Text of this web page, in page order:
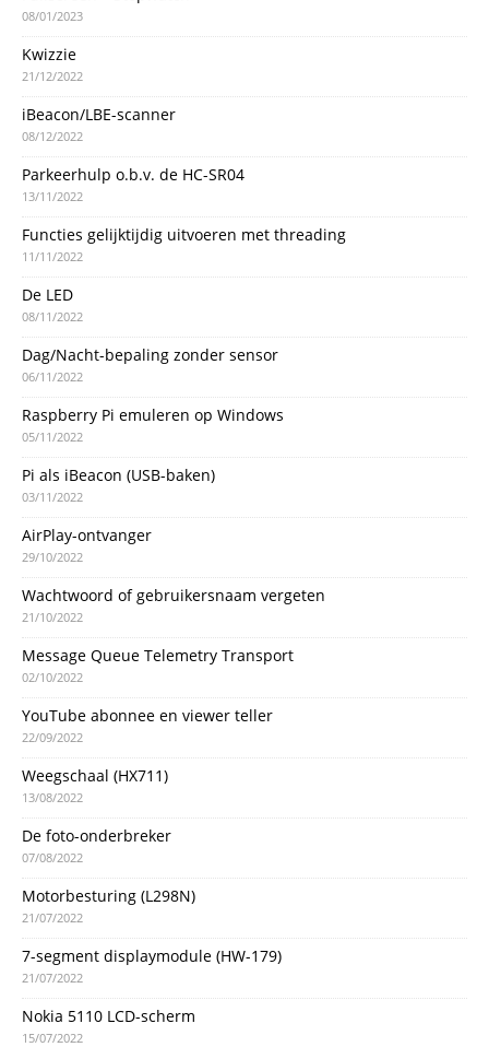
08/01/2023
Kwizzie
21/12/2022
iBeacon/LBE-scanner
08/12/2022
Parkeerhulp o.b.v. de HC-SR04
13/11/2022
Functies gelijktijdig uitvoeren met threading
11/11/2022
De LED
08/11/2022
Dag/Nacht-bepaling zonder sensor
06/11/2022
Raspberry Pi emuleren op Windows
05/11/2022
Pi als iBeacon (USB-baken)
03/11/2022
AirPlay-ontvanger
29/10/2022
Wachtwoord of gebruikersnaam vergeten
21/10/2022
Message Queue Telemetry Transport
02/10/2022
YouTube abonnee en viewer teller
22/09/2022
Weegschaal (HX711)
13/08/2022
De foto-onderbreker
07/08/2022
Motorbesturing (L298N)
21/07/2022
7-segment displaymodule (HW-179)
21/07/2022
Nokia 5110 LCD-scherm
15/07/2022